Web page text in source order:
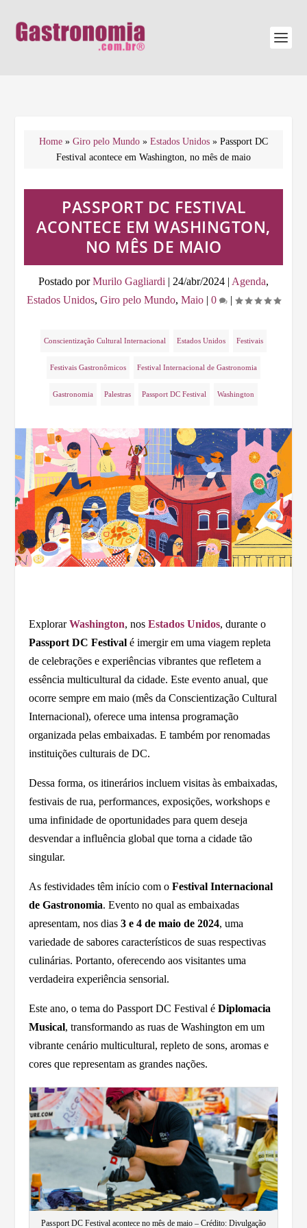
Home » Giro pelo Mundo » Estados Unidos » Passport DC
Festival acontece em Washington, no mês de maio
PASSPORT DC FESTIVAL
ACONTECE EM WASHINGTON,
NO MÊS DE MAIO
Postado porMurilo Gagliardi | 24/abr/2024 | Agenda,
Estados Unidos, Giro pelo Mundo, Maio | 0 |
Conscientização Cultural Internacional Estados Unidos Festivais
Festivais Gastronômicos Festival Internacional de Gastronomia
Gastronomia Palestras Passport DC Festival Washington
ExplorarWashington, nosEstados Unidos, durante o
Passport DC Festival é imergir em uma viagem repleta
de celebrações e experiências vibrantes que refletem a
essência multicultural da cidade. Este evento anual, que
ocorre sempre em maio (mês da Conscientização Cultural
Internacional), oferece uma intensa programação
organizada pelas embaixadas. E também por renomadas
instituições culturais de DC.
Dessa forma, os itinerários incluem visitas às embaixadas,
festivais de rua, performances, exposições, workshops e
uma infinidade de oportunidades para quem deseja
desvendar a influência global que torna a cidade tão
singular.
As festividades têm início com oFestival Internacional
de Gastronomia. Evento no qual as embaixadas
apresentam, nos dias3 e 4 de maio de 2024, uma
variedade de sabores característicos de suas respectivas
culinárias. Portanto, oferecendo aos visitantes uma
verdadeira experiência sensorial.
Este ano, o tema do Passport DC Festival éDiplomacia
Musical, transformando as ruas de Washington em um
vibrante cenário multicultural, repleto de sons, aromas e
cores que representam as grandes nações.
Passport DC Festival acontece no mês de maio – Crédito: Divulgação